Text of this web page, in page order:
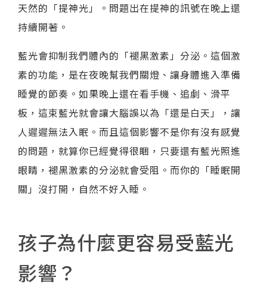
天然的「提神光」。問題出在提神的訊號在晚上還
持續開著。
藍光會抑制我們體內的「褪黑激素」分泌。這個激
素的功能，是在夜晚幫我們關燈、讓身體進入準備
睡覺的節奏。如果晚上還在看手機、追劇、滑平
板，這束藍光就會讓大腦誤以為「還是白天」，讓
人遲遲無法入眠。而且這個影響不是你有沒有感覺
的問題，就算你已經覺得很睏，只要還有藍光照進
眼睛，褪黑激素的分泌就會受阻。而你的「睡眠開
關」沒打開，自然不好入睡。
孩子為什麼更容易受藍光
影響？